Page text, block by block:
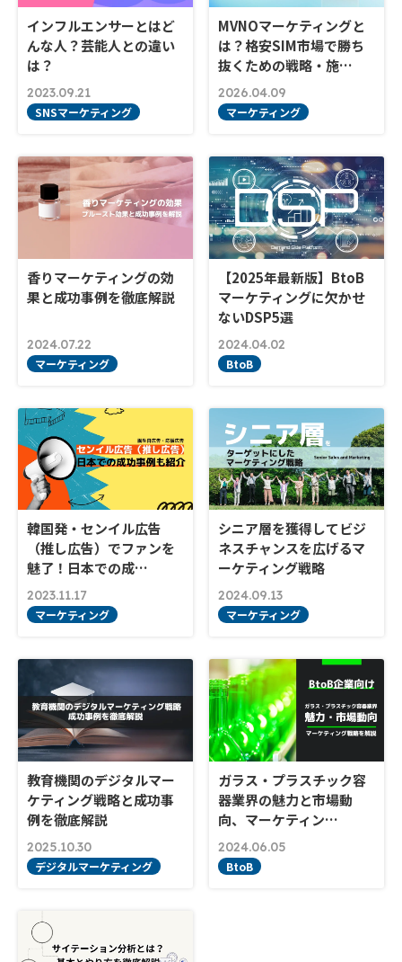
インフルエンサーとはど
んな人？芸能人との違い
は？
2023.09.21
SNSマーケティング
MVNOマーケティングと
は？格安SIM市場で勝ち
抜くための戦略・施…
2026.04.09
マーケティング
香りマーケティングの効
果と成功事例を徹底解説
2024.07.22
マーケティング
【2025年最新版】BtoB
マーケティングに欠かせ
ないDSP5選
2024.04.02
BtoB
韓国発・センイル広告
（推し広告）でファンを
魅了！日本での成…
2023.11.17
マーケティング
シニア層を獲得してビジ
ネスチャンスを広げるマ
ーケティング戦略
2024.09.13
マーケティング
教育機関のデジタルマー
ケティング戦略と成功事
例を徹底解説
2025.10.30
デジタルマーケティング
ガラス・プラスチック容
器業界の魅力と市場動
向、マーケティン…
2024.06.05
BtoB